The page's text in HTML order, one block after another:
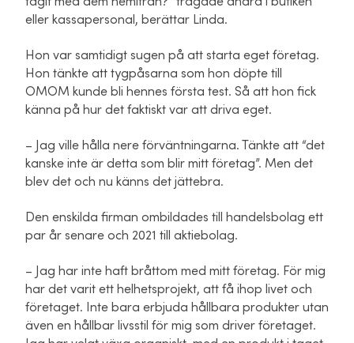
eller kassapersonal, berättar Linda.
Hon var samtidigt sugen på att starta eget företag.
Hon tänkte att tygpåsarna som hon döpte till
OMOM kunde bli hennes första test. Så att hon fick
känna på hur det faktiskt var att driva eget.
– Jag ville hålla nere förväntningarna. Tänkte att “det
kanske inte är detta som blir mitt företag”. Men det
blev det och nu känns det jättebra.
Den enskilda firman ombildades till handelsbolag ett
par år senare och 2021 till aktiebolag.
– Jag har inte haft bråttom med mitt företag. För mig
har det varit ett helhetsprojekt, att få ihop livet och
företaget. Inte bara erbjuda hållbara produkter utan
även en hållbar livsstil för mig som driver företaget.